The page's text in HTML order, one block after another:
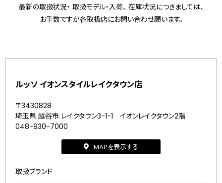
最新の取扱状況・ 取扱モデル・入荷、 在庫状況につきましては、
お手数ですが各取扱店にお問い合わせ願います。
ルッソ イオンスタイルレイクタウン店
〒3430828
埼玉県 越谷市 レイクタウン3-1-1 イオンレイクタウン2階
048-930-7000
MAPを表示する
取扱ブランド